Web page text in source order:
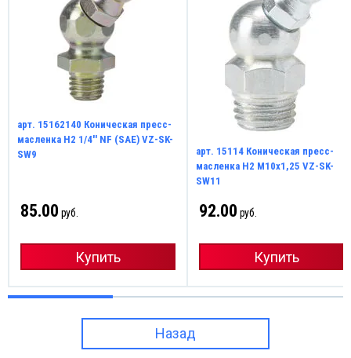
арт. 15162140 Коническая пресс-
масленка H2 1/4'' NF (SAE) VZ-SK-
SW9
85.00 руб.
Купить
арт. 15114 Коническая пресс-
масленка H2 M10x1,25 VZ-SK-
SW11
92.00 руб.
Купить
Назад